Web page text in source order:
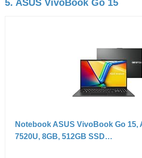
5. ASUS VivoBook Go 15
Notebook ASUS VivoBook Go 15,
7520U, 8GB, 512GB SSD…